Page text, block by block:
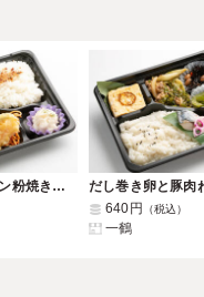
白身魚の香草パン粉焼き弁当
640円 （税込）
一鶴